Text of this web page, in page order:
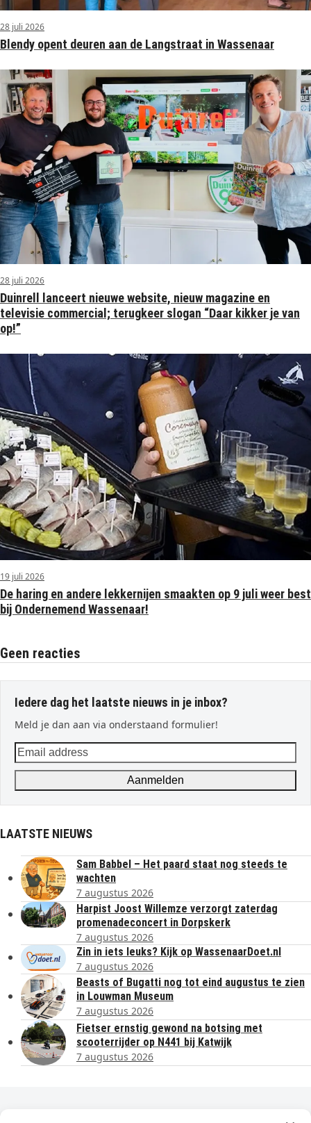
28 juli 2026
Blendy opent deuren aan de Langstraat in Wassenaar
28 juli 2026
Duinrell lanceert nieuwe website, nieuw magazine en
televisie commercial; terugkeer slogan “Daar kikker je van
op!”
19 juli 2026
De haring en andere lekkernijen smaakten op 9 juli weer best
bij Ondernemend Wassenaar!
Geen reacties
Iedere dag het laatste nieuws in je inbox?
Meld je dan aan via onderstaand formulier!
Email
address
Aanmelden
LAATSTE NIEUWS
Sam Babbel – Het paard staat nog steeds te
wachten
7 augustus 2026
Harpist Joost Willemze verzorgt zaterdag
promenadeconcert in Dorpskerk
7 augustus 2026
Zin in iets leuks? Kijk op WassenaarDoet.nl
7 augustus 2026
Beasts of Bugatti nog tot eind augustus te zien
in Louwman Museum
7 augustus 2026
Fietser ernstig gewond na botsing met
scooterrijder op N441 bij Katwijk
7 augustus 2026